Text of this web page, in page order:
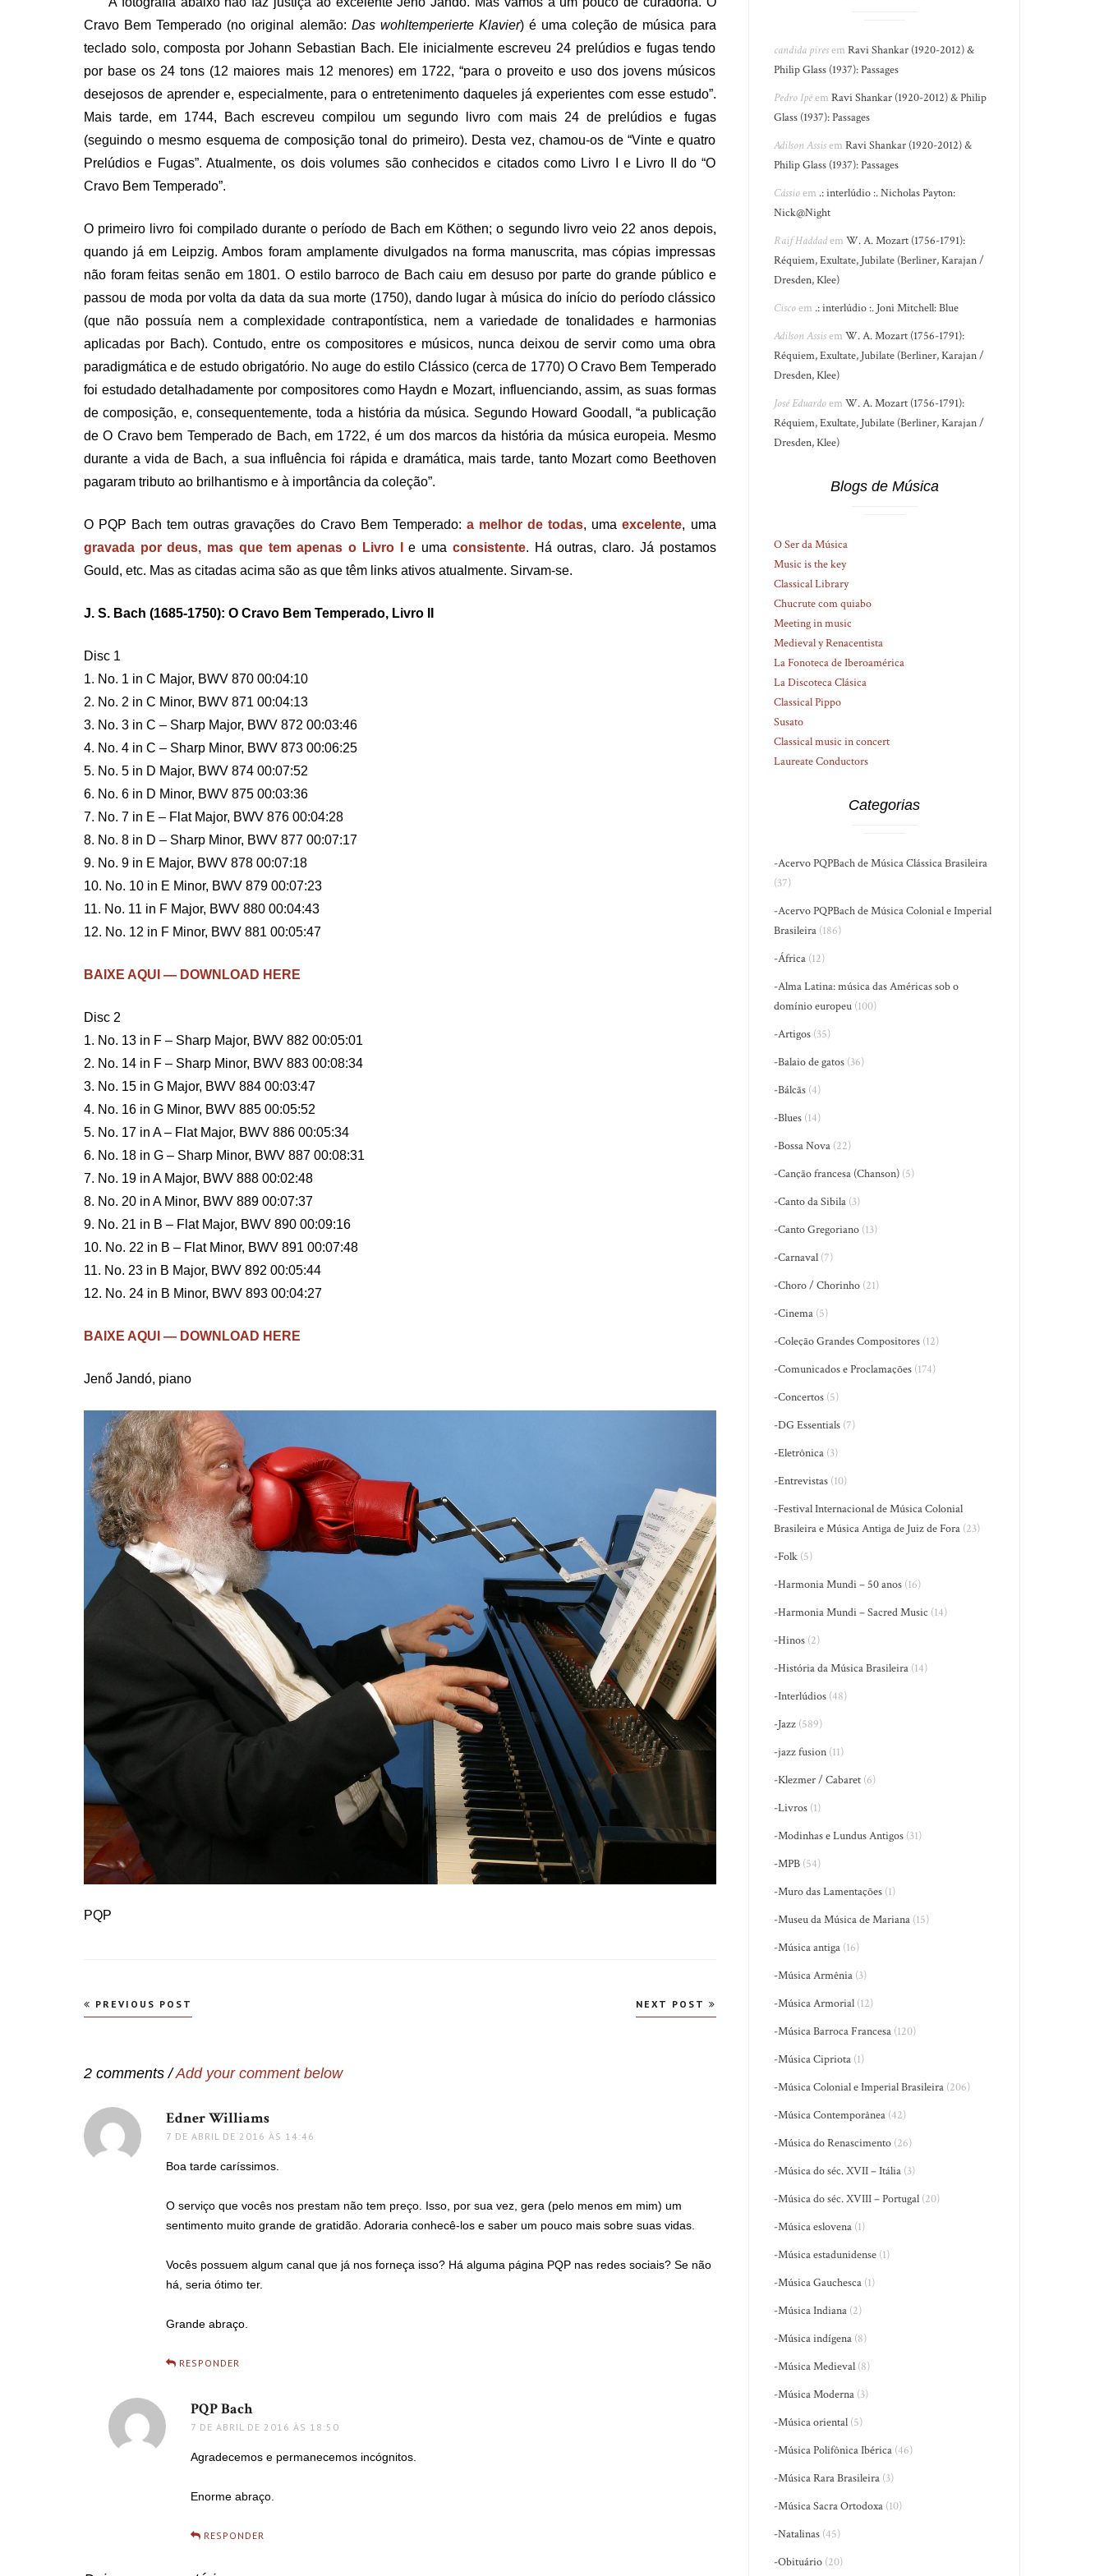
Cravo Bem Temperado (no original alemão: Das wohltemperierte Klavier) é uma coleção de música para
teclado solo, composta por Johann Sebastian Bach. Ele inicialmente escreveu 24 prelúdios e fugas tendo
por base os 24 tons (12 maiores mais 12 menores) em 1722, “para o proveito e uso dos jovens músicos
desejosos de aprender e, especialmente, para o entretenimento daqueles já experientes com esse estudo”.
Mais tarde, em 1744, Bach escreveu compilou um segundo livro com mais 24 de prelúdios e fugas
(seguindo o mesmo esquema de composição tonal do primeiro). Desta vez, chamou-os de “Vinte e quatro
Prelúdios e Fugas”. Atualmente, os dois volumes são conhecidos e citados como Livro I e Livro II do “O
Cravo Bem Temperado”.
O primeiro livro foi compilado durante o período de Bach em Köthen; o segundo livro veio 22 anos depois,
quando já em Leipzig. Ambos foram amplamente divulgados na forma manuscrita, mas cópias impressas
não foram feitas senão em 1801. O estilo barroco de Bach caiu em desuso por parte do grande público e
passou de moda por volta da data da sua morte (1750), dando lugar à música do início do período clássico
(que não possuía nem a complexidade contrapontística, nem a variedade de tonalidades e harmonias
aplicadas por Bach). Contudo, entre os compositores e músicos, nunca deixou de servir como uma obra
paradigmática e de estudo obrigatório. No auge do estilo Clássico (cerca de 1770) O Cravo Bem Temperado
foi estudado detalhadamente por compositores como Haydn e Mozart, influenciando, assim, as suas formas
de composição, e, consequentemente, toda a história da música. Segundo Howard Goodall, “a publicação
de O Cravo bem Temperado de Bach, em 1722, é um dos marcos da história da música europeia. Mesmo
durante a vida de Bach, a sua influência foi rápida e dramática, mais tarde, tanto Mozart como Beethoven
pagaram tributo ao brilhantismo e à importância da coleção”.
O PQP Bach tem outras gravações do Cravo Bem Temperado: a melhor de todas, umaexcelente, uma
gravada por deus, mas que tem apenas o Livro I
e uma consistente. Há outras, claro. Já postamos
Gould, etc. Mas as citadas acima são as que têm links ativos atualmente. Sirvam-se.
J. S. Bach (1685-1750): O Cravo Bem Temperado, Livro II
Disc 1
1. No. 1 in C Major, BWV 870 00:04:10
2. No. 2 in C Minor, BWV 871 00:04:13
3. No. 3 in C – Sharp Major, BWV 872 00:03:46
4. No. 4 in C – Sharp Minor, BWV 873 00:06:25
5. No. 5 in D Major, BWV 874 00:07:52
6. No. 6 in D Minor, BWV 875 00:03:36
7. No. 7 in E – Flat Major, BWV 876 00:04:28
8. No. 8 in D – Sharp Minor, BWV 877 00:07:17
9. No. 9 in E Major, BWV 878 00:07:18
10. No. 10 in E Minor, BWV 879 00:07:23
11. No. 11 in F Major, BWV 880 00:04:43
12. No. 12 in F Minor, BWV 881 00:05:47
BAIXE AQUI — DOWNLOAD HERE
Disc 2
1. No. 13 in F – Sharp Major, BWV 882 00:05:01
2. No. 14 in F – Sharp Minor, BWV 883 00:08:34
3. No. 15 in G Major, BWV 884 00:03:47
4. No. 16 in G Minor, BWV 885 00:05:52
5. No. 17 in A – Flat Major, BWV 886 00:05:34
6. No. 18 in G – Sharp Minor, BWV 887 00:08:31
7. No. 19 in A Major, BWV 888 00:02:48
8. No. 20 in A Minor, BWV 889 00:07:37
9. No. 21 in B – Flat Major, BWV 890 00:09:16
10. No. 22 in B – Flat Minor, BWV 891 00:07:48
11. No. 23 in B Major, BWV 892 00:05:44
12. No. 24 in B Minor, BWV 893 00:04:27
BAIXE AQUI — DOWNLOAD HERE
Jenő Jandó, piano
PQP
Navegação
PREVIOUS POST NEXT POST
2 comments /Add your comment below
Edner Williams
7 DE ABRIL DE 2016 ÀS 14:46
Boa tarde caríssimos.
O serviço que vocês nos prestam não tem preço. Isso, por sua vez, gera (pelo menos em mim) um
sentimento muito grande de gratidão. Adoraria conhecê-los e saber um pouco mais sobre suas vidas.
Vocês possuem algum canal que já nos forneça isso? Há alguma página PQP nas redes sociais? Se não
há, seria ótimo ter.
Grande abraço.
RESPONDER
PQP Bachdisse:
7 DE ABRIL DE 2016 ÀS 18:50
Agradecemos e permanecemos incógnitos.
Enorme abraço.
RESPONDER
candida piresemRavi Shankar (1920-2012) &
Philip Glass (1937): Passages
Pedro IpêemRavi Shankar (1920-2012) & Philip
Glass (1937): Passages
Adilson AssisemRavi Shankar (1920-2012) &
Philip Glass (1937): Passages
Cássioem .: interlúdio :. Nicholas Payton:
Nick@Night
Raif HaddademW. A. Mozart (1756-1791):
Réquiem, Exultate, Jubilate (Berliner, Karajan /
Dresden, Klee)
Ciscoem .: interlúdio :. Joni Mitchell: Blue
Adilson AssisemW. A. Mozart (1756-1791):
Réquiem, Exultate, Jubilate (Berliner, Karajan /
Dresden, Klee)
José EduardoemW. A. Mozart (1756-1791):
Réquiem, Exultate, Jubilate (Berliner, Karajan /
Dresden, Klee)
Blogs de Música
O Ser da Música
Music is the key
Classical Library
Chucrute com quiabo
Meeting in music
Medieval y Renacentista
La Fonoteca de Iberoamérica
La Discoteca Clásica
Classical Pippo
Susato
Classical music in concert
Laureate Conductors
Categorias
-Acervo PQPBach de Música Clássica Brasileira
(37)
-Acervo PQPBach de Música Colonial e Imperial
Brasileira (186)
-África (12)
-Alma Latina: música das Américas sob o
domínio europeu (100)
-Artigos (35)
-Balaio de gatos (36)
-Bálcãs (4)
-Blues (14)
-Bossa Nova (22)
-Canção francesa (Chanson) (5)
-Canto da Sibila (3)
-Canto Gregoriano (13)
-Carnaval (7)
-Choro / Chorinho (21)
-Cinema (5)
-Coleção Grandes Compositores (12)
-Comunicados e Proclamações (174)
-Concertos (5)
-DG Essentials (7)
-Eletrônica (3)
-Entrevistas (10)
-Festival Internacional de Música Colonial
Brasileira e Música Antiga de Juiz de Fora (23)
-Folk (5)
-Harmonia Mundi – 50 anos (16)
-Harmonia Mundi – Sacred Music (14)
-Hinos (2)
-História da Música Brasileira (14)
-Interlúdios (48)
-Jazz (589)
-jazz fusion (11)
-Klezmer / Cabaret (6)
-Livros (1)
-Modinhas e Lundus Antigos (31)
-MPB (54)
-Muro das Lamentações (1)
-Museu da Música de Mariana (15)
-Música antiga (16)
-Música Armênia (3)
-Música Armorial (12)
-Música Barroca Francesa (120)
-Música Cipriota (1)
-Música Colonial e Imperial Brasileira (206)
-Música Contemporânea (42)
-Música do Renascimento (26)
-Música do séc. XVII – Itália (3)
-Música do séc. XVIII – Portugal (20)
-Música eslovena (1)
-Música estadunidense (1)
-Música Gauchesca (1)
-Música Indiana (2)
-Música indígena (8)
-Música Medieval (8)
-Música Moderna (3)
-Música oriental (5)
-Música Polifônica Ibérica (46)
-Música Rara Brasileira (3)
-Música Sacra Ortodoxa (10)
-Natalinas (45)
-Obituário (20)